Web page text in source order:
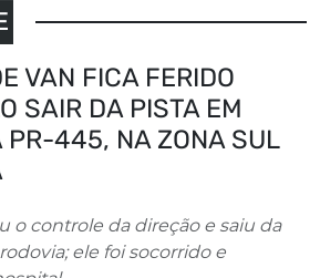
VAN FICA FERIDO
SAIR DA PISTA EM
PR-445, NA ZONA SUL
o controle da direção e saiu da
ele foi socorrido e